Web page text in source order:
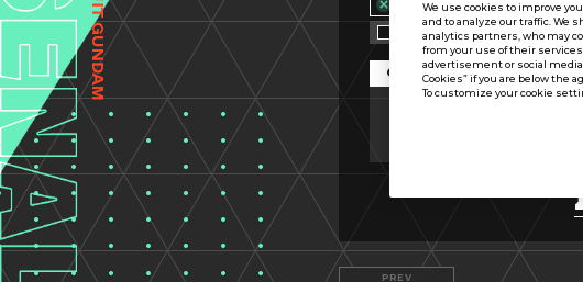
カード名称のみ
OPTION
PREV
We use cookies to improve
and to analyze our traffic. We
analytics partners, who may
from your use of their
advertisement or social media
Cookies” if you are below the
To customize your cookie